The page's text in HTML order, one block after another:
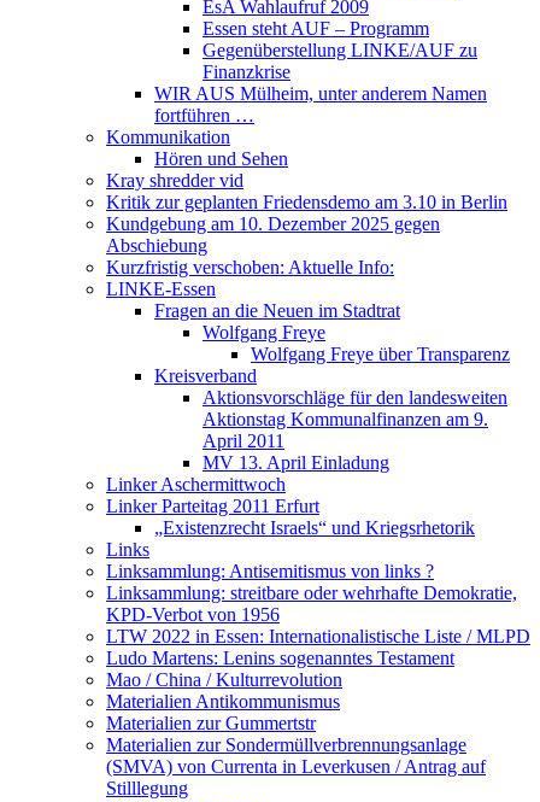
EsA Wahlaufruf 2009
Essen steht AUF – Programm
Gegenüberstellung LINKE/AUF zu
Finanzkrise
WIR AUS Mülheim, unter anderem Namen
fortführen …
Kommunikation
Hören und Sehen
Kray shredder vid
Kritik zur geplanten Friedensdemo am 3.10 in Berlin
Kundgebung am 10. Dezember 2025 gegen
Abschiebung
Kurzfristig verschoben: Aktuelle Info:
LINKE-Essen
Fragen an die Neuen im Stadtrat
Wolfgang Freye
Wolfgang Freye über Transparenz
Kreisverband
Aktionsvorschläge für den landesweiten
Aktionstag Kommunalfinanzen am 9.
April 2011
MV 13. April Einladung
Linker Aschermittwoch
Linker Parteitag 2011 Erfurt
„Existenzrecht Israels“ und Kriegsrhetorik
Links
Linksammlung: Antisemitismus von links ?
Linksammlung: streitbare oder wehrhafte Demokratie,
KPD-Verbot von 1956
LTW 2022 in Essen: Internationalistische Liste / MLPD
Ludo Martens: Lenins sogenanntes Testament
Mao / China / Kulturrevolution
Materialien Antikommunismus
Materialien zur Gummertstr
Materialien zur Sondermüllverbrennungsanlage
(SMVA) von Currenta in Leverkusen / Antrag auf
Stilllegung